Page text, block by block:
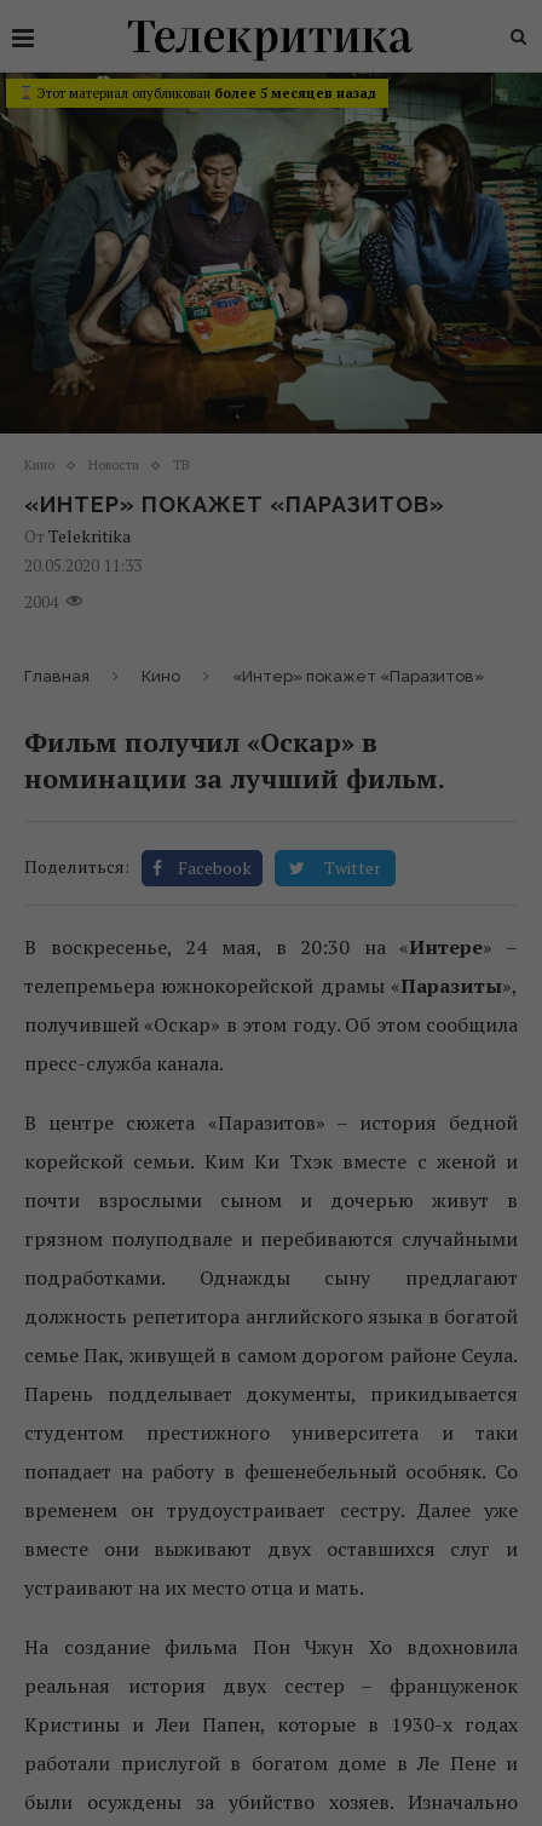
Этот материал опубликован более 5 месяцев назад
Кино Новости ТВ
«ИНТЕР» ПОКАЖЕТ «ПАРАЗИТОВ»
От Telekritika
20.05.2020 11:33
2004
Главная Кино «Интер» покажет «Паразитов»
Фильм получил «Оскар» в
номинации за лучший фильм.
Поделиться: Facebook Twitter
В воскресенье, 24 мая, в 20:30 на «Интере» –
телепремьера южнокорейской драмы «Паразиты»,
получившей «Оскар» в этом году. Об этом сообщила
пресс-служба канала.
В центре сюжета «Паразитов» – история бедной
корейской семьи. Ким Ки Тхэк вместе с женой и
почти взрослыми сыном и дочерью живут в
грязном полуподвале и перебиваются случайными
подработками. Однажды сыну предлагают
должность репетитора английского языка в богатой
семье Пак, живущей в самом дорогом районе Сеула.
Парень подделывает документы, прикидывается
студентом престижного университета и таки
попадает на работу в фешенебельный особняк. Со
временем он трудоустраивает сестру. Далее уже
вместе они выживают двух оставшихся слуг и
устраивают на их место отца и мать.
На создание фильма Пон Чжун Хо вдохновила
реальная история двух сестер – француженок
Кристины и Леи Папен, которые в 1930-х годах
работали прислугой в богатом доме в Ле Пене и
были осуждены за убийство хозяев. Изначально